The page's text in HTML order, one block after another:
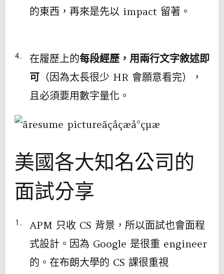
的東西，再來是先以 impact 留著。
在履歷上的每段經歷，用兩行文字敘述即
可 （因為太長很少 HR 會願意看完），
且必須要用數字量化。
美國各大知名公司的
面試分享
APM 只收 CS 背景，所以面試也會面程
式設計。因為 Google 是很重 engineer
的。在布朗大學的 CS 課很重視